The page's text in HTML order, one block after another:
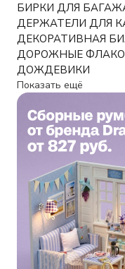
БИРКИ ДЛЯ
ДЕРЖАТЕЛИ ДЛЯ
ДЕКОРАТИВНАЯ
ДОРОЖНЫЕ
ДОЖДЕВИКИ
Показать ещё